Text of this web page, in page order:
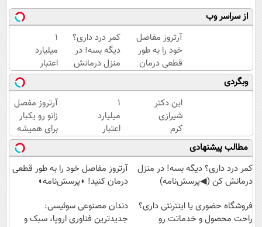
از سراسر وب
آرتروز مفاصل
خود را به طور
قطعی درمان
کنید!
◗پرسش‌نامه◖
کمر درد داری؟
دیگه بسه! در
منزل درمانش
کن
(◀پرسش‌نامه)
۱
میلیارد
اعتبار
خرید
طلا |
بدون
ضامن
و چک
وبگردی
این دکتر
شیرازی
کرم
ترمیم
زخم
ایرانی را
ساخت!!!
۱
میلیارد
اعتبار
خرید
طلا |
بدون
ضامن
آرتروز مفصل
زانو رو یکبار
برای همیشه
درمان کن!
◗پرسش‌نامه◖
مطالب پیشنهادی
کمر درد داری؟ دیگه بسه! در منزل
درمانش کن (◀پرسش‌نامه)
آرتروز مفاصل خود را به طور قطعی
درمان کنید! ◗پرسش‌نامه◖
فروشگاه حضوری یا اینترنتی داری؟
راحت محصول و خدماتت رو
دندان مصنوعی سوئیسی:
جدیدترین فناوری اروپا، سبک و